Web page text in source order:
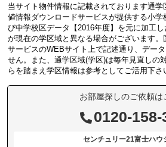
当サイト物件情報に記載されております通
値情報ダウンロードサービスが提供する小学
び中学校区データ【2016年度】を元に加工
が現在の学区域と異なる場合がございます
サービスのWEBサイト上で記述通り、デー
せん。また、通学区域(学区)は毎年見直しの
らを踏まえ学区情報は参考としてご活用下さ
お部屋探しのご依頼は
0120-158-
センチュリー21富士ハウ